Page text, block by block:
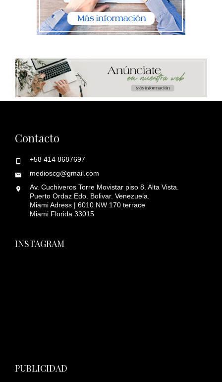
Contacto
+58 414 8687697
medioscg@gmail.com
Av. Cuchiveros Torre Movistar piso 8. Alta Vista.
Puerto Ordaz Edo. Bolivar. Venezuela.
Miami Adress | 6010 NW 170 terrace
Miami Florida 33015
INSTAGRAM
PUBLICIDAD